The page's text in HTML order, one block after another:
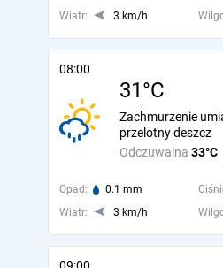
Wiatr:
3 km/h
08:00
31°C
Odczuwalna 33°C
Zachmurzenie
przelotny deszcz
Opad: 0.1 mm
Wiatr:
3 km/h